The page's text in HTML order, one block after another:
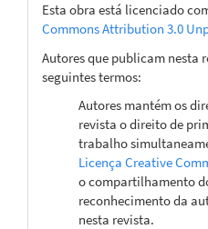
Esta obra está licenciado
Commons Attribution 3.0
Autores que publicam nesta
seguintes termos:
Autores mantém os
revista o direito de
trabalho
Licença Creative
o compartilhamento
reconhecimento da
nesta revista.